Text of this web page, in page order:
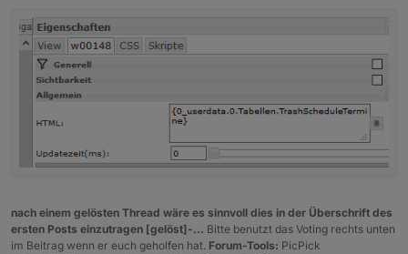
nach einem gelösten Thread wäre es sinnvoll dies in der Überschrift des
ersten Posts einzutragen [gelöst]-... Bitte benutzt das Voting rechts unten
im Beitrag wenn er euch geholfen hat. Forum-Tools: PicPick